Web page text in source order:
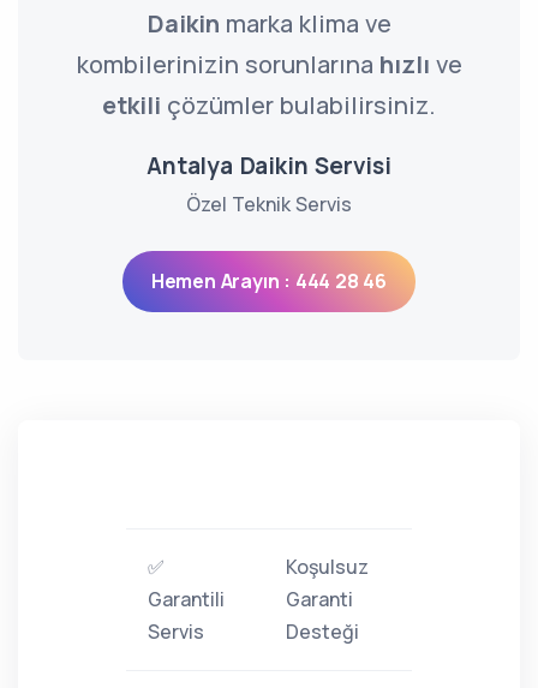
Daikin marka klima ve
kombilerinizin sorunlarına hızlı ve
etkili çözümler bulabilirsiniz.
Antalya Daikin Servisi
Özel Teknik Servis
Hemen Arayın : 444 28 46
✅
Garantili
Servis
Koşulsuz
Garanti
Desteği